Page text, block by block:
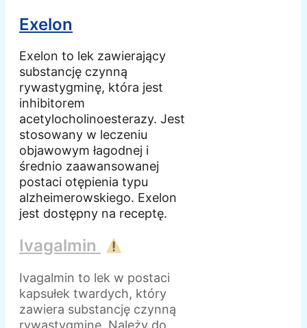
Exelon
Exelon to lek zawierający
substancję czynną
rywastygminę, która jest
inhibitorem
acetylocholinoesterazy. Jest
stosowany w leczeniu
objawowym łagodnej i
średnio zaawansowanej
postaci otępienia typu
alzheimerowskiego. Exelon
jest dostępny na receptę.
Ivagalmin
Ivagalmin to lek w postaci
kapsułek twardych, który
zawiera substancję czynną
rywastygminę. Należy do